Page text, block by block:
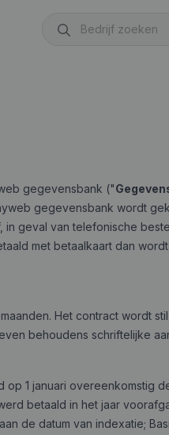
gegevensbank ("
gegevensbank wordt
geval van telefonische
met betaalkaart dan
Het contract
behoudens schriftelijke
1 januari overeenkomstig
betaald in het jaar
de datum van indexatie;